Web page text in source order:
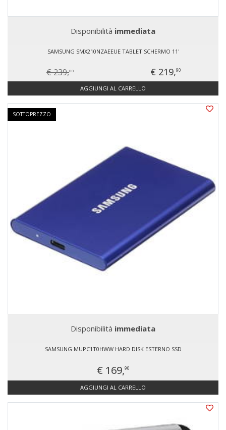
Disponibilità immediata
SAMSUNG SMX210NZAEEUE TABLET SCHERMO 11'
€ 239,00 € 219,90
AGGIUNGI AL CARRELLO
SOTTOPREZZO
Disponibilità immediata
SAMSUNG MUPC1T0HWW HARD DISK ESTERNO SSD
€ 169,90
AGGIUNGI AL CARRELLO